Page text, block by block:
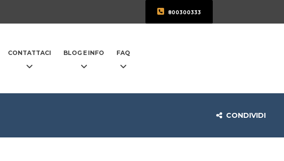
800300333
CONTATTACI BLOG E INFO FAQ
CONDIVIDI